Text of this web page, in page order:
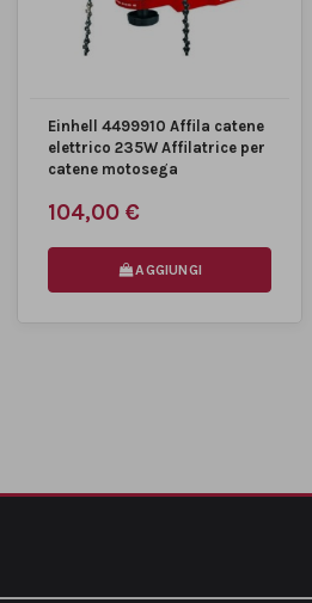
Einhell 4499910 Affila catene
elettrico 235W Affilatrice per
catene motosega
104,00 €
AGGIUNGI